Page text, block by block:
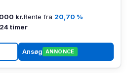
kr.Rente fra 20,70 %
24 timer
Ansøg ANNONCE